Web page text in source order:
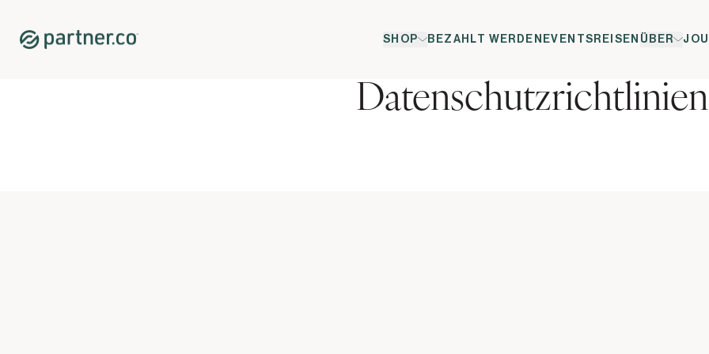
SHOP BEZAHLT WERDEN EVENTS REISEN ÜBER
Datenschutzrichtlinien